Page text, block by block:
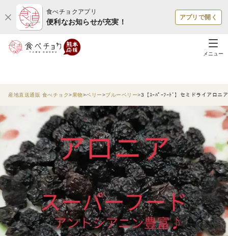
食べチョクアプリ
便利なお知らせが充実！
アプリで開く
メニュー
産地直送通販 食べチョク 果物 ベリー ブルーベリー 3【ｽｰﾊﾟｰﾌｰﾄﾞ】セミドライアロ